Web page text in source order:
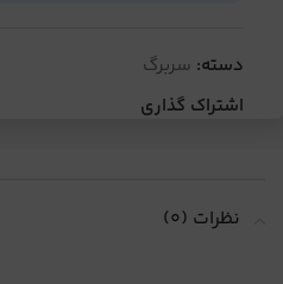
دسته: سربرگ
اشتراک گذاری
نظرات (0)